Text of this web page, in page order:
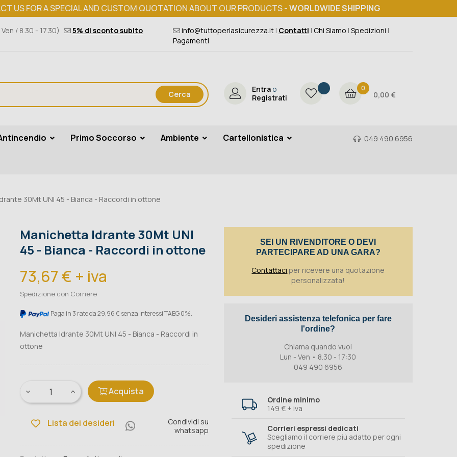
USFOR A SPECIAL AND CUSTOM QUOTATION ABOUT OUR PRODUCTS -WORLDWIDE SHIPPING
/ 8.30 - 17.30) 5% di sconto subito info@tuttoperlasicurezza.it | Contatti | Chi Siamo | Spedizioni |
Pagamenti
Cerca
Entra o
Registrati
0
0,00 €
Primo Soccorso Ambiente Cartellonistica 049 490 6956
30Mt UNI 45 - Bianca - Raccordi in ottone
Manichetta Idrante 30Mt UNI
45 - Bianca - Raccordi in ottone
73,67 € + iva
Spedizione con Corriere
Paga in 3 rate da 29,96 € senza interessi TAEG 0%.
Manichetta Idrante 30Mt UNI 45 - Bianca - Raccordi in
ottone
Acquista
Lista dei desideri
Condividi su
whatsapp
SEI UN RIVENDITORE O DEVI
PARTECIPARE AD UNA GARA?
Contattaci per ricevere una quotazione
personalizzata!
Desideri assistenza telefonica per fare
l'ordine?
Chiama quando vuoi
Lun - Ven • 8.30 - 17:30
049 490 6956
Ordine minimo
149 € + iva
Corrieri espressi dedicati
Scegliamo il corriere più adatto per ogni
spedizione